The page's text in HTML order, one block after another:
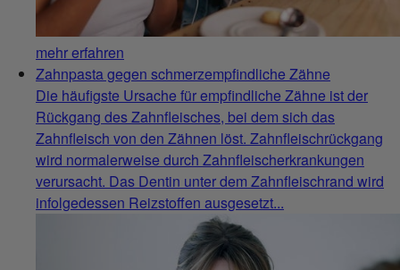
mehr erfahren
Zahnpasta gegen schmerzempfindliche Zähne
Die häufigste Ursache für empfindliche Zähne ist der
Rückgang des Zahnfleisches, bei dem sich das
Zahnfleisch von den Zähnen löst. Zahnfleischrückgang
wird normalerweise durch Zahnfleischerkrankungen
verursacht. Das Dentin unter dem Zahnfleischrand wird
infolgedessen Reizstoffen ausgesetzt...